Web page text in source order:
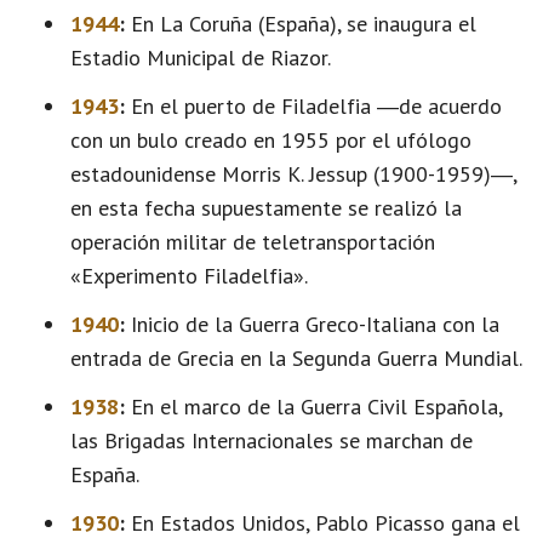
1944: En La Coruña (España), se inaugura el
Estadio Municipal de Riazor.
1943: En el puerto de Filadelfia ―de acuerdo
con un bulo creado en 1955 por el ufólogo
estadounidense Morris K. Jessup (1900-1959)―,
en esta fecha supuestamente se realizó la
operación militar de teletransportación
«Experimento Filadelfia».
1940: Inicio de la Guerra Greco-Italiana con la
entrada de Grecia en la Segunda Guerra Mundial.
1938: En el marco de la Guerra Civil Española,
las Brigadas Internacionales se marchan de
España.
1930: En Estados Unidos, Pablo Picasso gana el